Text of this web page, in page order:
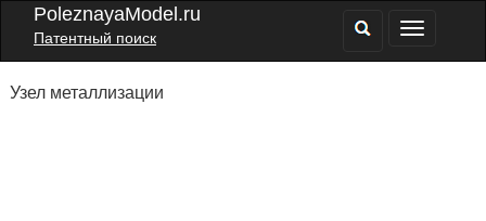
PoleznayaModel.ru
Патентный поиск
Узел металлизации